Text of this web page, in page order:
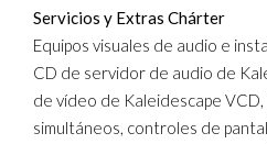
Servicios y Extras Chárter
Equipos visuales de audio e
CD de servidor de audio de
de vídeo de Kaleidescape
simultáneos, controles de